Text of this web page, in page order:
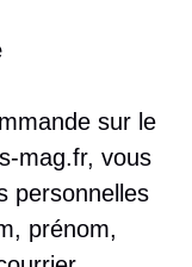
sur le
mag.fr, vous
personnelles
prénom,